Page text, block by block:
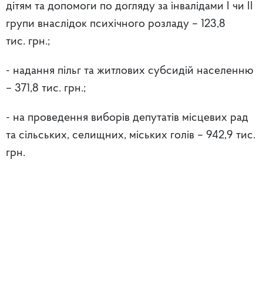
дітям та допомоги по догляду за інвалідами I чи II
групи внаслідок психічного розладу – 123,8
тис. грн.;
- надання пільг та житлових субсидій населенню
– 371,8 тис. грн.;
- на проведення виборів депутатів місцевих рад
та сільських, селищних, міських голів – 942,9 тис.
грн.